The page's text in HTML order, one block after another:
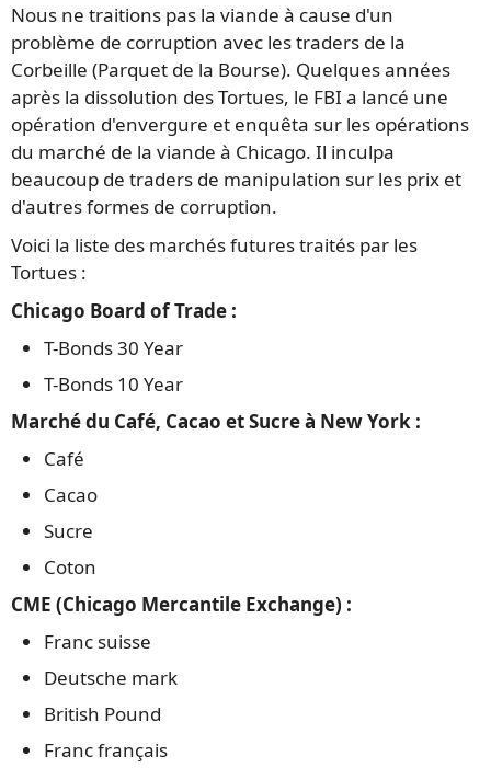
Nous ne traitions pas la viande à cause d'un
problème de corruption avec les traders de la
Corbeille (Parquet de la Bourse). Quelques années
après la dissolution des Tortues, le FBI a lancé une
opération d'envergure et enquêta sur les opérations
du marché de la viande à Chicago. Il inculpa
beaucoup de traders de manipulation sur les prix et
d'autres formes de corruption.
Voici la liste des marchés futures traités par les
Tortues :
Chicago Board of Trade :
T-Bonds 30 Year
T-Bonds 10 Year
Marché du Café, Cacao et Sucre à New York :
Café
Cacao
Sucre
Coton
CME (Chicago Mercantile Exchange) :
Franc suisse
Deutsche mark
British Pound
Franc français